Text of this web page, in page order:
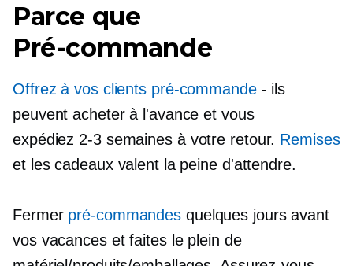
Parce que
Pré-commande
Offrez à vos clients pré-commande- ils
peuvent acheter à l'avance et vous
expédiez 2-3semaines à votre retour. Remises
et les cadeaux valent la peine d'attendre.
Fermer pré-commandes quelques jours avant
vos vacances et faites le plein de